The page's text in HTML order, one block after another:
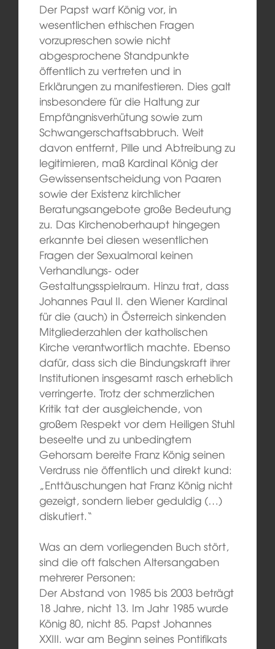
Der Papst warf König vor, in
wesentlichen ethischen Fragen
vorzupreschen sowie nicht
abgesprochene Standpunkte
öffentlich zu vertreten und in
Erklärungen zu manifestieren. Dies galt
insbesondere für die Haltung zur
Empfängnisverhütung sowie zum
Schwangerschaftsabbruch. Weit
davon entfernt, Pille und Abtreibung zu
legitimieren, maß Kardinal König der
Gewissensentscheidung von Paaren
sowie der Existenz kirchlicher
Beratungsangebote große Bedeutung
zu. Das Kirchenoberhaupt hingegen
erkannte bei diesen wesentlichen
Fragen der Sexualmoral keinen
Verhandlungs- oder
Gestaltungsspielraum. Hinzu trat, dass
Johannes Paul II. den Wiener Kardinal
für die (auch) in Österreich sinkenden
Mitgliederzahlen der katholischen
Kirche verantwortlich machte. Ebenso
dafür, dass sich die Bindungskraft ihrer
Institutionen insgesamt rasch erheblich
verringerte. Trotz der schmerzlichen
Kritik tat der ausgleichende, von
großem Respekt vor dem Heiligen Stuhl
beseelte und zu unbedingtem
Gehorsam bereite Franz König seinen
Verdruss nie öffentlich und direkt kund:
„Enttäuschungen hat Franz König nicht
gezeigt, sondern lieber geduldig (…)
diskutiert.“
Was an dem vorliegenden Buch stört,
sind die oft falschen Altersangaben
mehrerer Personen:
Der Abstand von 1985 bis 2003 beträgt
18 Jahre, nicht 13. Im Jahr 1985 wurde
König 80, nicht 85. Papst Johannes
XXIII. war am Beginn seines Pontifikats